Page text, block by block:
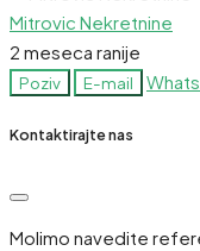
Mitrovic Nekretnine
2 meseca ranije
Poziv E-mail
Kontaktirajte nas
Molimo navedite